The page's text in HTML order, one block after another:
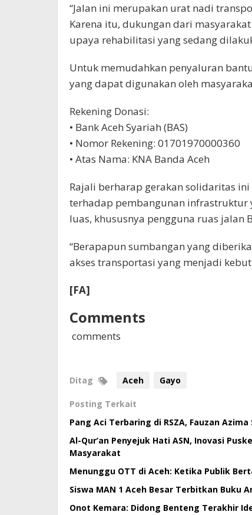
“Jalan ini merupakan urat nadi
Karena itu, dukungan dari
upaya rehabilitasi yang sedang
Untuk memudahkan penyaluran
yang dapat digunakan oleh
Rekening Donasi:
• Bank Aceh Syariah (BAS)
• Nomor Rekening: 01701970000360
• Atas Nama: KNA Banda Aceh
Rajali berharap gerakan solidaritas
terhadap pembangunan infrastruktur
luas, khususnya pengguna ruas jalan
“Berapapun sumbangan yang
akses transportasi yang menjadi
[FA]
Comments
comments
Ditag Aceh Gayo
Posting Terkait
Pang Aci Terbaring di RSZA, Fauzan
Al-Qur’an Penyejuk Hati ASN, Inovasi
Masyarakat
Menunggu OTT di Aceh: Ketika Publik
Siswa MAN 1 Aceh Besar Terbitkan Buku
Onot Kemara: Didong Benteng Terakhir